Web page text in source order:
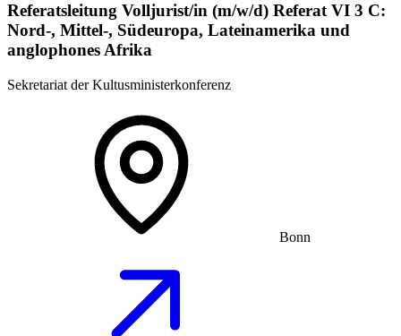
Referatsleitung Volljurist/in (m/w/d) Referat VI 3 C:
Nord-, Mittel-, Südeuropa, Lateinamerika und
anglophones Afrika
Sekretariat der Kultusministerkonferenz
Bonn